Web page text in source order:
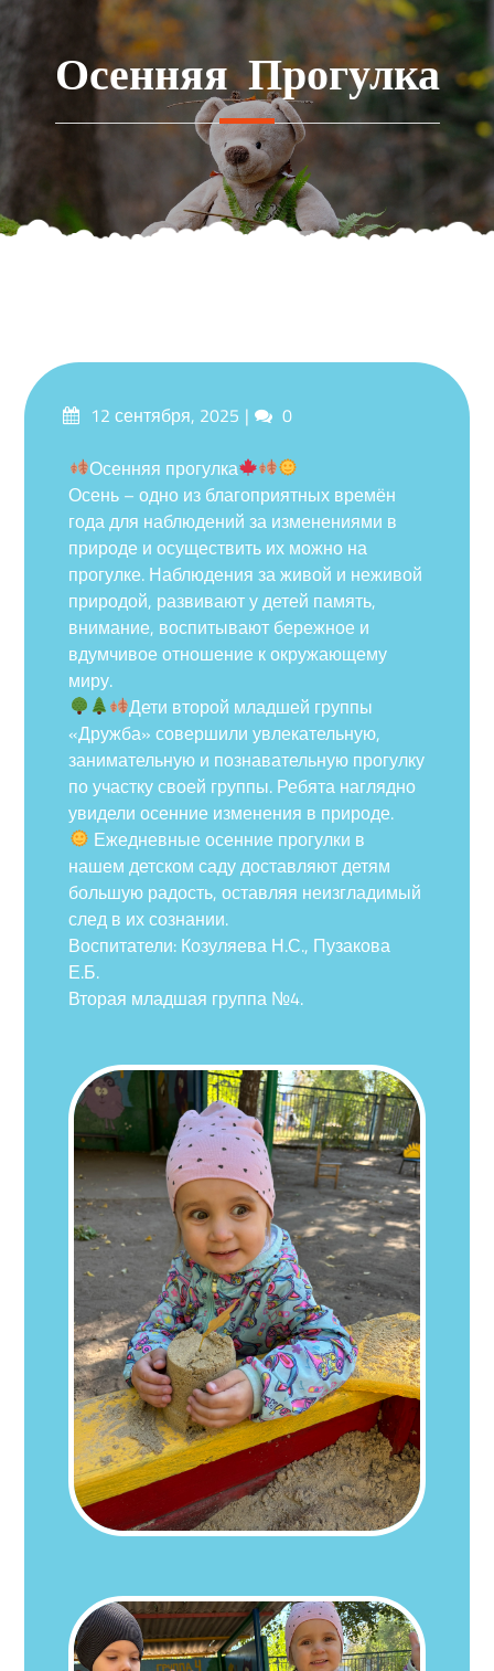
Перейти
содержимомуОсенняя Прогулка
Опубликовано
12 сентября, 2025 Комментарии
0
Осенняя прогулка
Осень – одно из благоприятных времён
года для наблюдений за изменениями в
природе и осуществить их можно на
прогулке. Наблюдения за живой и неживой
природой, развивают у детей память,
внимание, воспитывают бережное и
вдумчивое отношение к окружающему
миру.
Дети второй младшей группы
«Дружба» совершили увлекательную,
занимательную и познавательную прогулку
по участку своей группы. Ребята наглядно
увидели осенние изменения в природе.
Ежедневные осенние прогулки в
нашем детском саду доставляют детям
большую радость, оставляя неизгладимый
след в их сознании.
Воспитатели: Козуляева Н.С., Пузакова
Е.Б.
Вторая младшая группа №4.